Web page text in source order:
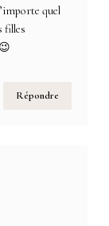
quel
filles
Répondre